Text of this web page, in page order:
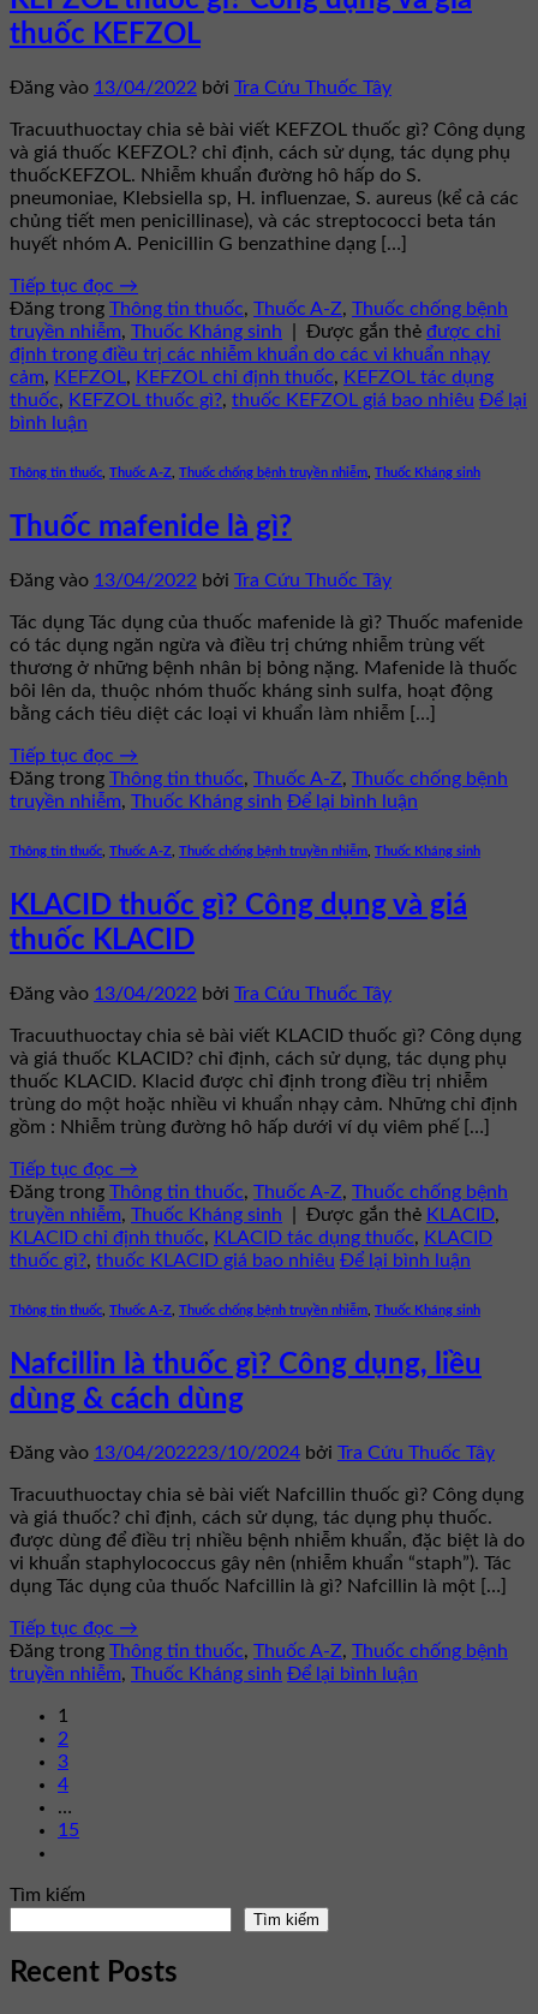
thuốc KEFZOL
Đăng vào 13/04/2022 bởi Tra Cứu Thuốc Tây
Tracuuthuoctay chia sẻ bài viết KEFZOL thuốc gì? Công dụng
và giá thuốc KEFZOL? chỉ định, cách sử dụng, tác dụng phụ
thuốcKEFZOL. Nhiễm khuẩn đường hô hấp do S.
pneumoniae, Klebsiella sp, H. influenzae, S. aureus (kể cả các
chủng tiết men penicillinase), và các streptococci beta tán
huyết nhóm A. Penicillin G benzathine dạng […]
Tiếp tục đọc →
Đăng trong Thông tin thuốc, Thuốc A-Z, Thuốc chống bệnh
truyền nhiễm, Thuốc Kháng sinh Được gắn thẻ được chỉ
định trong điều trị các nhiễm khuẩn do các vi khuẩn nhạy
cảm, KEFZOL, KEFZOL chỉ định thuốc, KEFZOL tác dụng
thuốc, KEFZOL thuốc gì?, thuốc KEFZOL giá bao nhiêu Để lại
bình luận
Thông tin thuốc, Thuốc A-Z, Thuốc chống bệnh truyền nhiễm, Thuốc Kháng sinh
Thuốc mafenide là gì?
Đăng vào 13/04/2022 bởi Tra Cứu Thuốc Tây
Tác dụng Tác dụng của thuốc mafenide là gì? Thuốc mafenide
có tác dụng ngăn ngừa và điều trị chứng nhiễm trùng vết
thương ở những bệnh nhân bị bỏng nặng. Mafenide là thuốc
bôi lên da, thuộc nhóm thuốc kháng sinh sulfa, hoạt động
bằng cách tiêu diệt các loại vi khuẩn làm nhiễm […]
Tiếp tục đọc →
Đăng trong Thông tin thuốc, Thuốc A-Z, Thuốc chống bệnh
truyền nhiễm, Thuốc Kháng sinh Để lại bình luận
Thông tin thuốc Thuốc A-Z Thuốc chống bệnh truyền nhiễm Thuốc Kháng sinh
KLACID thuốc gì? Công dụng và giá
thuốc KLACID
Đăng vào 13/04/2022 bởi Tra Cứu Thuốc Tây
Tracuuthuoctay chia sẻ bài viết KLACID thuốc gì? Công dụng
và giá thuốc KLACID? chỉ định, cách sử dụng, tác dụng phụ
thuốc KLACID. Klacid được chỉ định trong điều trị nhiễm
trùng do một hoặc nhiều vi khuẩn nhạy cảm. Những chỉ định
gồm : Nhiễm trùng đường hô hấp dưới ví dụ viêm phế […]
Tiếp tục đọc →
Đăng trong Thông tin thuốc, Thuốc A-Z, Thuốc chống bệnh
truyền nhiễm, Thuốc Kháng sinh Được gắn thẻ KLACID,
KLACID chỉ định thuốc, KLACID tác dụng thuốc, KLACID
thuốc gì?, thuốc KLACID giá bao nhiêu Để lại bình luận
Thông tin thuốc Thuốc A-Z Thuốc chống bệnh truyền nhiễm Thuốc Kháng sinh
Nafcillin là thuốc gì? Công dụng, liều
dùng & cách dùng
Đăng vào 13/04/202223/10/2024 bởi Tra Cứu Thuốc Tây
Tracuuthuoctay chia sẻ bài viết Nafcillin thuốc gì? Công dụng
và giá thuốc? chỉ định, cách sử dụng, tác dụng phụ thuốc.
được dùng để điều trị nhiều bệnh nhiễm khuẩn, đặc biệt là do
vi khuẩn staphylococcus gây nên (nhiễm khuẩn “staph”). Tác
dụng Tác dụng của thuốc Nafcillin là gì? Nafcillin là một […]
Tiếp tục đọc →
Đăng trong Thông tin thuốc, Thuốc A-Z, Thuốc chống bệnh
truyền nhiễm, Thuốc Kháng sinh Để lại bình luận
1
2
3
4
…
15
Tìm kiếm
Tìm kiếm
Recent Posts